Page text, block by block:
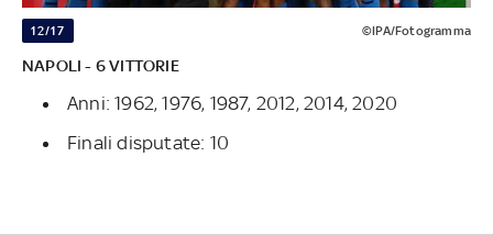
12/17 ©IPA/Fotogramma
NAPOLI - 6 VITTORIE
Anni: 1962, 1976, 1987, 2012, 2014, 2020
Finali disputate: 10